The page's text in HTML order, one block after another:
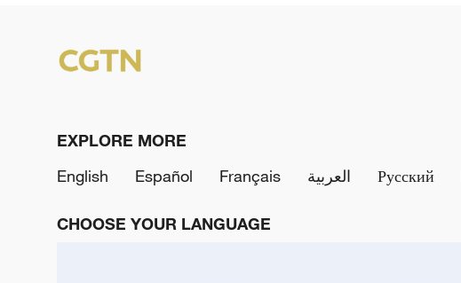
EXPLORE MORE
English
Español Français العربية Русский
CHOOSE YOUR LANGUAGE